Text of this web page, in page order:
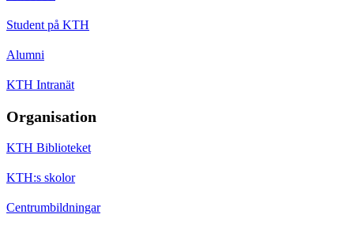
Student på KTH
Alumni
KTH Intranät
Organisation
KTH Biblioteket
KTH:s skolor
Centrumbildningar